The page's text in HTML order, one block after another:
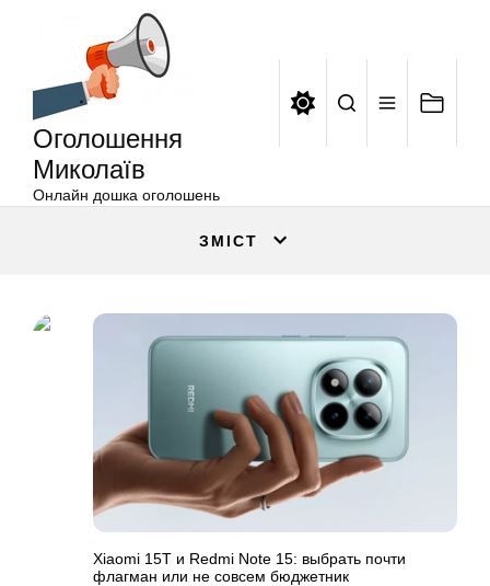
Оголошення
Миколаїв
Онлайн дошка оголошень
ЗМІСТ
Xiaomi 15T и Redmi Note 15: выбрать почти
флагман или не совсем бюджетник